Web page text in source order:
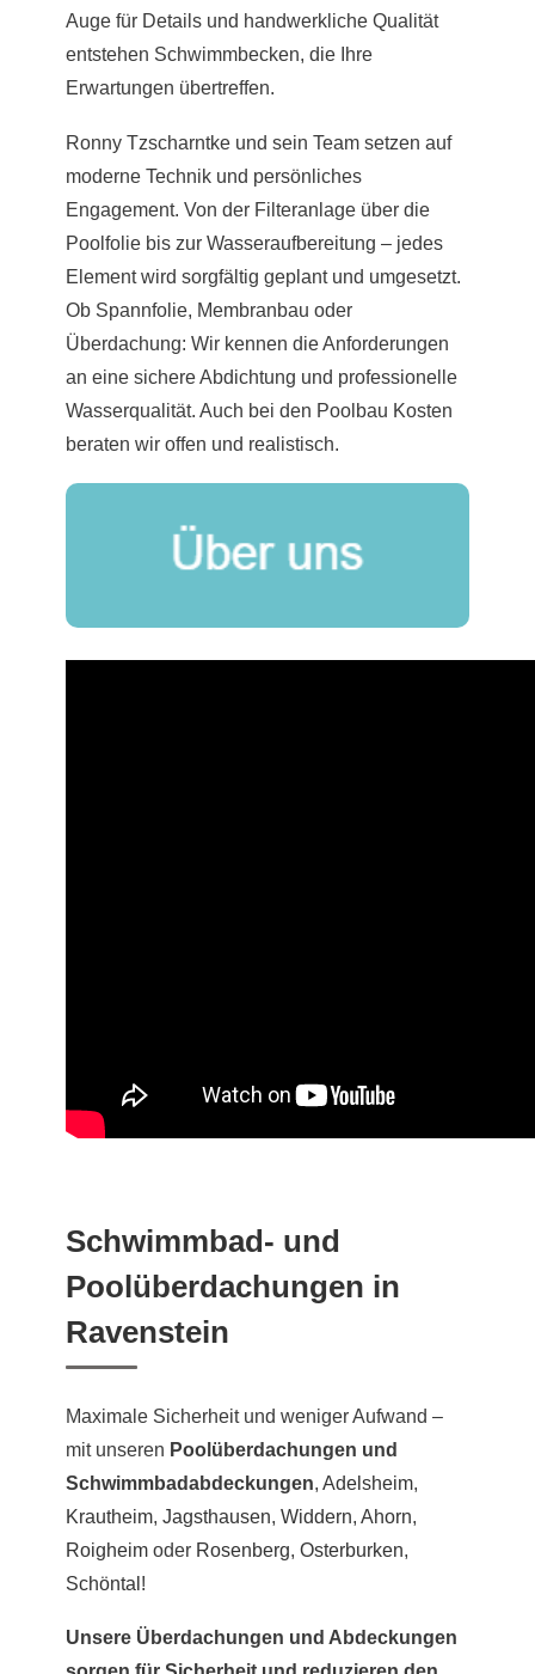
Auge für Details und handwerkliche Qualität
entstehen Schwimmbecken, die Ihre
Erwartungen übertreffen.
Ronny Tzscharntke und sein Team setzen auf
moderne Technik und persönliches
Engagement. Von der Filteranlage über die
Poolfolie bis zur Wasseraufbereitung – jedes
Element wird sorgfältig geplant und umgesetzt.
Ob Spannfolie, Membranbau oder
Überdachung: Wir kennen die Anforderungen
an eine sichere Abdichtung und professionelle
Wasserqualität. Auch bei den Poolbau Kosten
beraten wir offen und realistisch.
Schwimmbad- und
Poolüberdachungen in
Ravenstein
Maximale Sicherheit und weniger Aufwand –
mit unseren Poolüberdachungen und
Schwimmbadabdeckungen, Adelsheim,
Krautheim, Jagsthausen, Widdern, Ahorn,
Roigheim oder Rosenberg, Osterburken,
Schöntal !
Unsere Überdachungen und Abdeckungen